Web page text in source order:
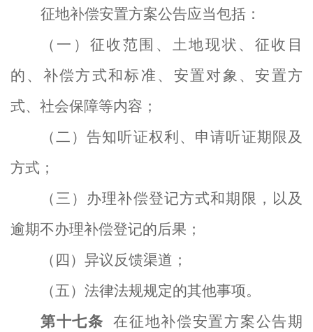
征地补偿安置方案公告应当包括：
（一）征收范围、土地现状、征收目
的、补偿方式和标准、安置对象、安置方
式、社会保障等内容；
（二）告知听证权利、申请听证期限及
方式；
（三）办理补偿登记方式和期限，以及
逾期不办理补偿登记的后果；
（四）异议反馈渠道；
（五）法律法规规定的其他事项。
第十七条 在征地补偿安置方案公告期